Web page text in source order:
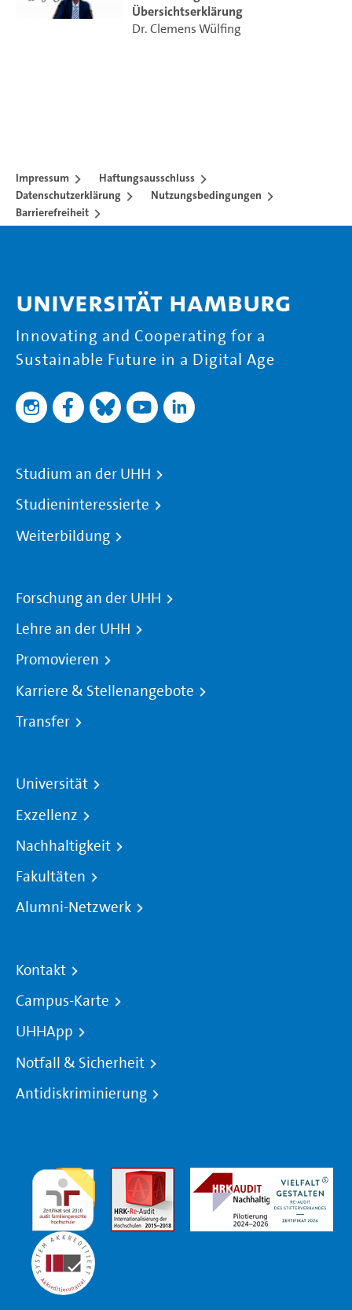
Übersichtserklärung
Dr. Clemens Wülfing
Impressum
Haftungsausschluss
Datenschutzerklärung
Nutzungsbedingungen
Barrierefreiheit
Universität Hamburg
Innovating and Cooperating for a
Sustainable Future in a Digital Age
Studium an der UHH
Studieninteressierte
Weiterbildung
Forschung an der UHH
Lehre an der UHH
Promovieren
Karriere & Stellenangebote
Transfer
Universität
Exzellenz
Nachhaltigkeit
Fakultäten
Alumni-Netzwerk
Kontakt
Campus-Karte
UHHApp
Notfall & Sicherheit
Antidiskriminierung